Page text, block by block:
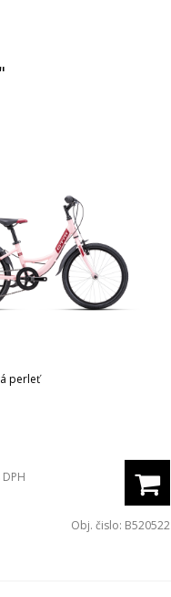
perleť
DPH
Obj. čislo: B520522